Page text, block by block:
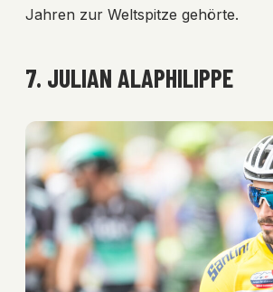
Jahren zur Weltspitze gehörte.
7. JULIAN ALAPHILIPPE